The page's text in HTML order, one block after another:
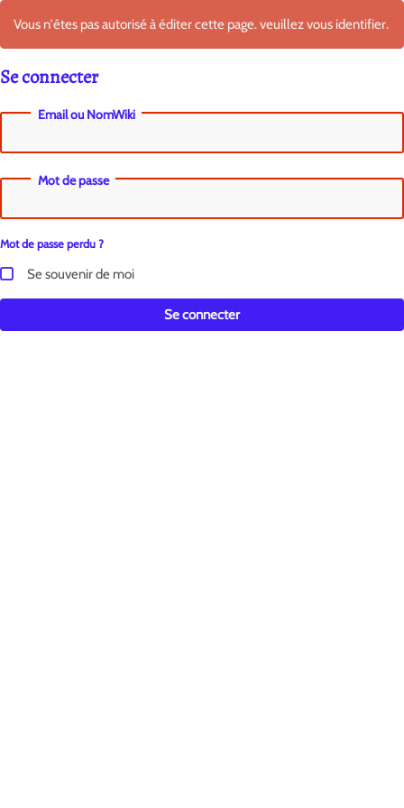
Vous n'êtes pas autorisé à éditer cette page. veuillez vous identifier.
Se connecter
Email ou NomWiki
Mot de passe
Mot de passe perdu ?
Se souvenir de moi
Se connecter